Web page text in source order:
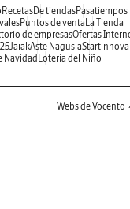
RecetasDe tiendasPasatiempos
Puntos de venta La Tienda
de empresasOfertas
JaiakAste NagusiaStartinnova
Navidad Lotería del Niño
Webs de Vocento